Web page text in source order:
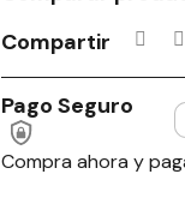
Compartir
Pago Seguro
Compra ahora y